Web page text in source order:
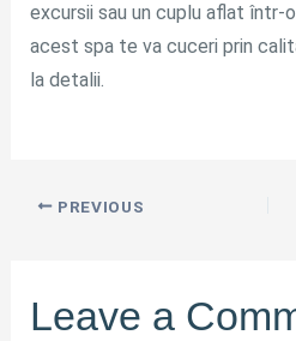
excursii sau un cuplu aflat într-
acest spa te va cuceri prin
la detalii.
PREVIOUS
Leave a